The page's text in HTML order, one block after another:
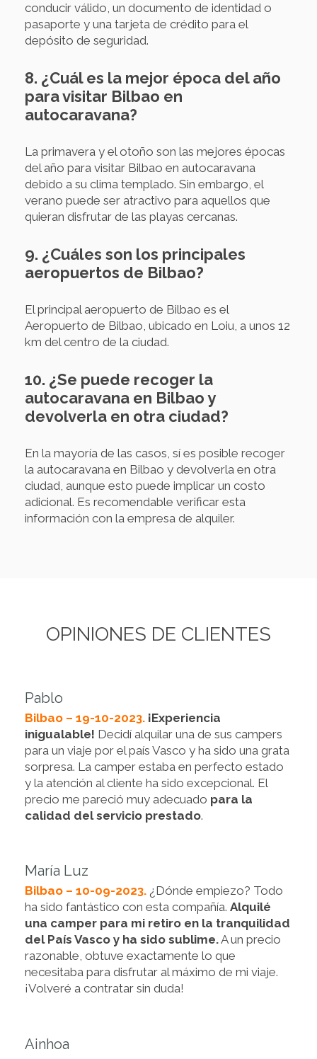
conducir válido, un documento de identidad o
pasaporte y una tarjeta de crédito para el
depósito de seguridad.
8. ¿Cuál es la mejor época del año
para visitar Bilbao en
autocaravana?
La primavera y el otoño son las mejores épocas
del año para visitar Bilbao en autocaravana
debido a su clima templado. Sin embargo, el
verano puede ser atractivo para aquellos que
quieran disfrutar de las playas cercanas.
9. ¿Cuáles son los principales
aeropuertos de Bilbao?
El principal aeropuerto de Bilbao es el
Aeropuerto de Bilbao, ubicado en Loiu, a unos 12
km del centro de la ciudad.
10. ¿Se puede recoger la
autocaravana en Bilbao y
devolverla en otra ciudad?
En la mayoría de las casos, sí es posible recoger
la autocaravana en Bilbao y devolverla en otra
ciudad, aunque esto puede implicar un costo
adicional. Es recomendable verificar esta
información con la empresa de alquiler.
OPINIONES DE CLIENTES
Pablo
Bilbao – 19-10-2023. ¡Experiencia
inigualable! Decidí alquilar una de sus campers
para un viaje por el país Vasco y ha sido una grata
sorpresa. La camper estaba en perfecto estado
y la atención al cliente ha sido excepcional. El
precio me pareció muy adecuado para la
calidad del servicio prestado.
María Luz
Bilbao – 10-09-2023. ¿Dónde empiezo? Todo
ha sido fantástico con esta compañía. Alquilé
una camper para mi retiro en la tranquilidad
del País Vasco y ha sido sublime.A un precio
razonable, obtuve exactamente lo que
necesitaba para disfrutar al máximo de mi viaje.
¡Volveré a contratar sin duda!
Ainhoa